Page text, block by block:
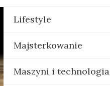
Lifestyle
Majsterkowanie
Maszyni i technologia